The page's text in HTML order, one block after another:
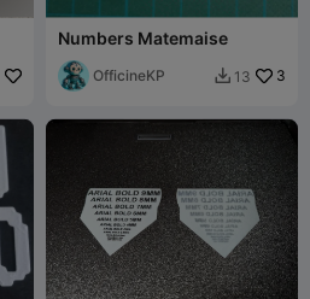
Numbers Matemaise
OfficineKP  13 3